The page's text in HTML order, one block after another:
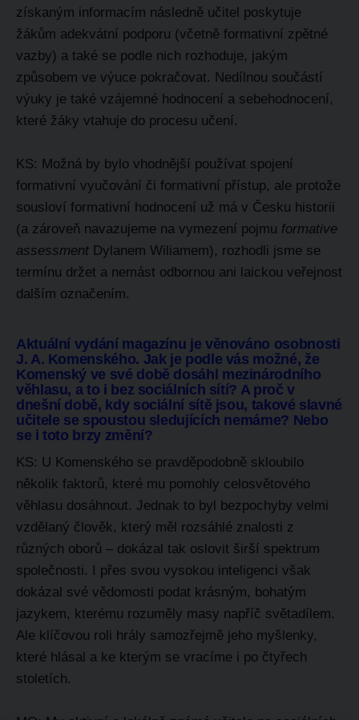
získaným informacím následně učitel poskytuje
žákům adekvátní podporu (včetně formativní zpětné
vazby) a také se podle nich rozhoduje, jakým
způsobem ve výuce pokračovat. Nedílnou součástí
výuky je také vzájemné hodnocení a sebehodnocení,
které žáky vtahuje do procesu učení.
KS: Možná by bylo vhodnější používat spojení
formativní vyučování či formativní přístup, ale protože
sousloví formativní hodnocení už má v Česku historii
(a zároveň navazujeme na vymezení pojmu formative
assessment Dylanem Wiliamem), rozhodli jsme se
termínu držet a nemást odbornou ani laickou veřejnost
dalším označením.
Aktuální vydání magazínu je věnováno osobnosti
J. A. Komenského. Jak je podle vás možné, že
Komenský ve své době dosáhl mezinárodního
věhlasu, a to i bez sociálních sítí? A proč v
dnešní době, kdy sociální sítě jsou, takové slavné
učitele se spoustou sledujících nemáme? Nebo
se i toto brzy změní?
KS: U Komenského se pravděpodobně skloubilo
několik faktorů, které mu pomohly celosvětového
věhlasu dosáhnout. Jednak to byl bezpochyby velmi
vzdělaný člověk, který měl rozsáhlé znalosti z
různých oborů – dokázal tak oslovit širší spektrum
společnosti. I přes svou vysokou inteligenci však
dokázal své vědomosti podat krásným, bohatým
jazykem, kterému rozuměly masy napříč světadílem.
Ale klíčovou roli hrály samozřejmě jeho myšlenky,
které hlásal a ke kterým se vracíme i po čtyřech
stoletích.